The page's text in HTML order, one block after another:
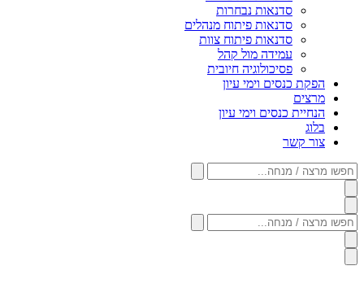
סדנאות נבחרות
סדנאות פיתוח מנהלים
סדנאות פיתוח צוות
עמידה מול קהל
פסיכולוגיה חיובית
הפקת כנסים וימי עיון
מרצים
הנחיית כנסים וימי עיון
בלוג
צור קשר
חפשו
מרצה
/
מנחה...
חפשו
מרצה
/
מנחה...